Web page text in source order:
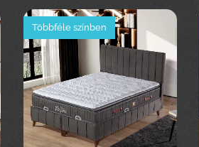
Többféle színben